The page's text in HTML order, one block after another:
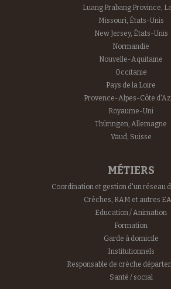
Luang Prabang Province,
Missouri, États-Unis
New Jersey, États-Unis
Normandie
Nouvelle-Aquitaine
Occitanie
Pays de la Loire
Provence-Alpes-Côte
Royaume-Uni
Thüringen, Allemagne
Vaud, Suisse
MÉTIERS
Coordination et gestion d'un réseau
Crèches, RAM et autres
Education / Animation
Formation
Garde à domicile
Institutionnels
Responsable de crèche
Santé / social